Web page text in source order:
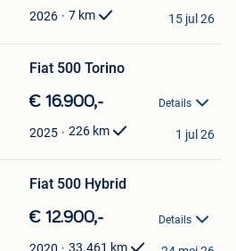
2026 7 km 15 jul 26
Fiat 500 Torino
€ 16.900,- Details
2025 226 km 1 jul 26
Fiat 500 Hybrid
€ 12.900,- Details
33.461 km